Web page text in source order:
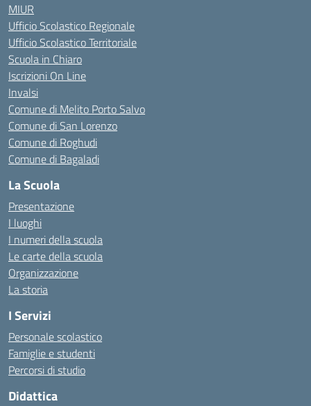
MIUR
Ufficio Scolastico Regionale
Ufficio Scolastico Territoriale
Scuola in Chiaro
Iscrizioni On Line
Invalsi
Comune di Melito Porto Salvo
Comune di San Lorenzo
Comune di Roghudi
Comune di Bagaladi
La Scuola
Presentazione
I luoghi
I numeri della scuola
Le carte della scuola
Organizzazione
La storia
I Servizi
Personale scolastico
Famiglie e studenti
Percorsi di studio
Didattica